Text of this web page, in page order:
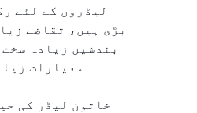
لیڈروں کے لئے
بڑی ہیں، تقاضے
بندشیں زیادہ
خاتون لیڈر کی